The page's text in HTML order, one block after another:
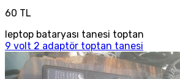
60 TL
leptop bataryası tanesi toptan
9 volt 2 adaptör toptan tanesi